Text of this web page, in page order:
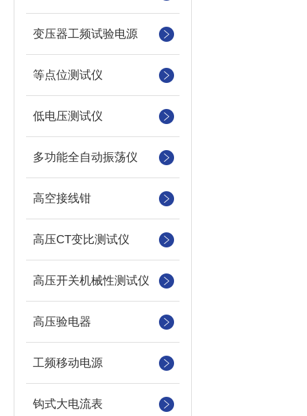
变压器工频试验电源
等点位测试仪
低电压测试仪
多功能全自动振荡仪
高空接线钳
高压CT变比测试仪
高压开关机械性测试仪
高压验电器
工频移动电源
钩式大电流表